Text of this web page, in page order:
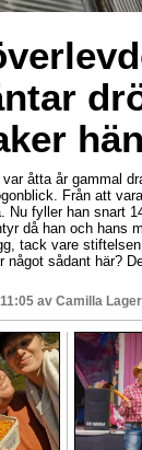
var åtta år gammal
Från att
Nu fyller han snart
då han och hans
tack vare stiftelsen
något sådant här?
av Camilla